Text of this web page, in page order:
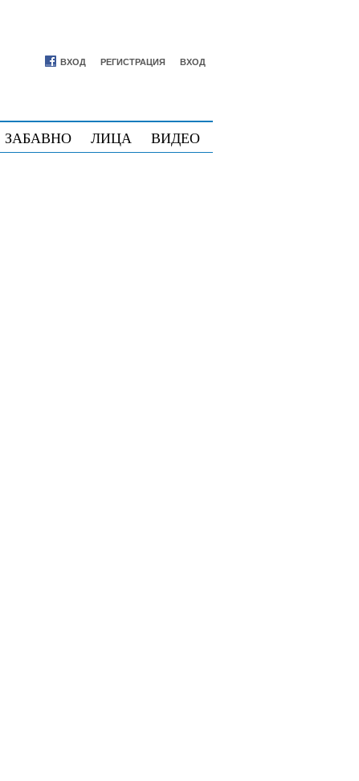
ВХОД
РЕГИСТРАЦИЯ
ВХОД
ЗАБАВНО ЛИЦА ВИДЕО